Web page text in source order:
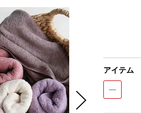
アイテム
―